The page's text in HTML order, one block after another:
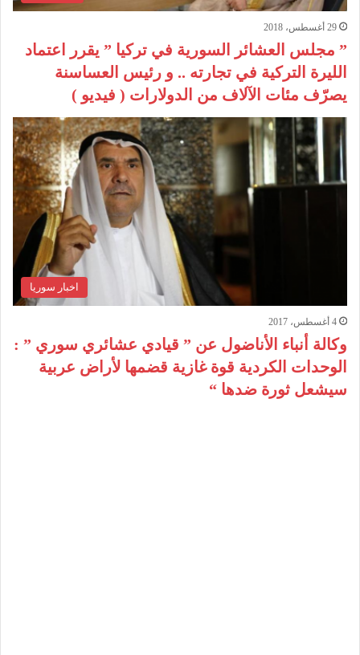
29 أغسطس، 2018
” مجلس العشائر السورية في تركيا ” يقرر اعتماد
الليرة التركية في تجارته .. و رئيس العساسنة
يصرّف مئات الآلاف من الدولارات ( فيديو )
اخبار سوريا
4 أغسطس، 2017
وكالة أنباء الأناضول عن ” قيادي عشائري سوري ” :
الوحدات الكردية قوة غازية قضمها لأراض عربية
سيشعل ثورة ضدها “